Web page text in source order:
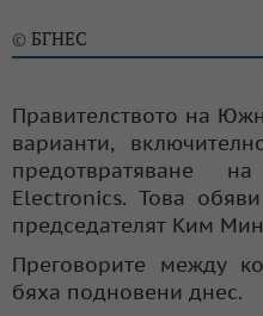
© БГНЕС
Правителството на
варианти,
предотвратяване
Electronics. Това
председателят Ким
Преговорите между
бяха подновени днес.